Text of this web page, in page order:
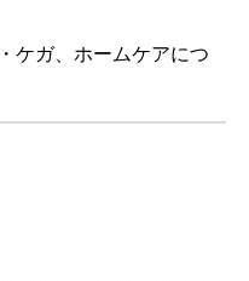
ケガ、ホームケアにつ